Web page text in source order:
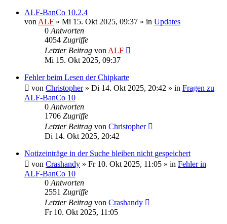
ALF-BanCo 10.2.4
von ALF » Mi 15. Okt 2025, 09:37 » in Updates
0 Antworten
4054 Zugriffe
Letzter Beitrag von ALF
Mi 15. Okt 2025, 09:37
Fehler beim Lesen der Chipkarte
von Christopher» Di 14. Okt 2025, 20:42 » in Fragen zu
ALF-BanCo 10
0 Antworten
1706 Zugriffe
Letzter Beitrag von Christopher
Di 14. Okt 2025, 20:42
Notizeinträge in der Suche bleiben nicht gespeichert
von Crashandy » Fr 10. Okt 2025, 11:05 » in Fehler in
ALF-BanCo 10
0 Antworten
2551 Zugriffe
Letzter Beitrag von Crashandy
Fr 10. Okt 2025, 11:05